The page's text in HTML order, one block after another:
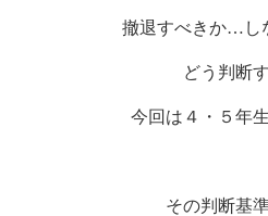
撤退すべきか…し
どう判断
今回は４・５年
その判断基